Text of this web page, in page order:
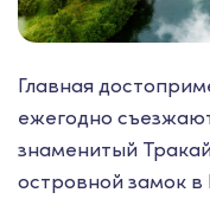
Главная
ежегодно
знаменитый
островной замок